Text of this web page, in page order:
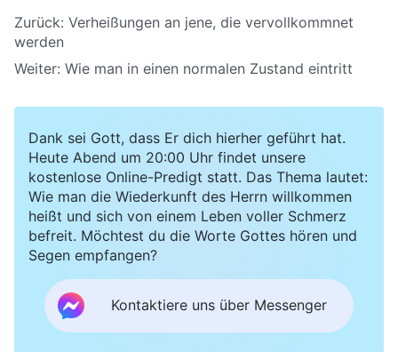
Zurück: Verheißungen an jene, die vervollkommnet
werden
Weiter: Wie man in einen normalen Zustand eintritt
Dank sei Gott, dass Er dich hierher geführt hat.
Heute Abend um 20:00 Uhr findet unsere
kostenlose Online-Predigt statt. Das Thema lautet:
Wie man die Wiederkunft des Herrn willkommen
heißt und sich von einem Leben voller Schmerz
befreit. Möchtest du die Worte Gottes hören und
Segen empfangen?
Kontaktiere uns über Messenger